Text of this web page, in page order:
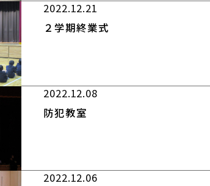
2022.12.21
２学期終業式
2022.12.08
防犯教室
2022.12.06